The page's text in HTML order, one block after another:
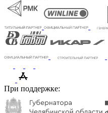
При поддержке: